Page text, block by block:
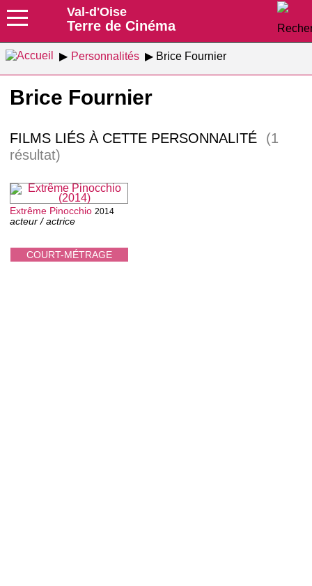
Val-d'Oise
Terre de Cinéma
Personnalités Brice Fournier
Brice Fournier
FILMS LIÉS À CETTE PERSONNALITÉ
(1
résultat)
COURT-MÉTRAGE
Extrême Pinocchio 2014
acteur / actrice